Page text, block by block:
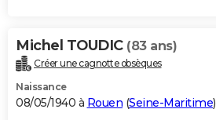
Michel TOUDIC (83 ans)
Créer une cagnotte obsèques
Naissance
08/05/1940 à Rouen (Seine-Maritime)